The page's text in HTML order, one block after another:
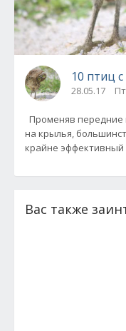
10 птиц
28.05.17
Променяв передние
на крылья,
крайне
Вас также